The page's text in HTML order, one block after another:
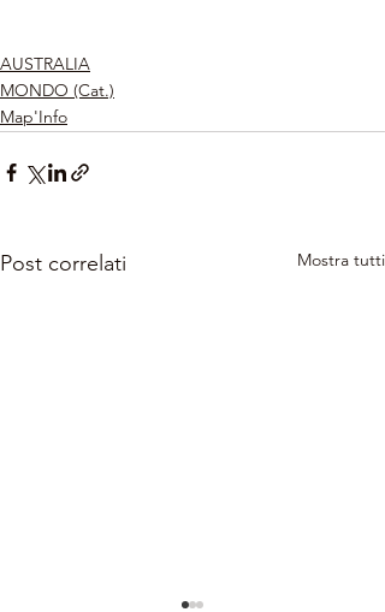
AUSTRALIA
MONDO (Cat.)
Map'Info
Post correlati Mostra tutti